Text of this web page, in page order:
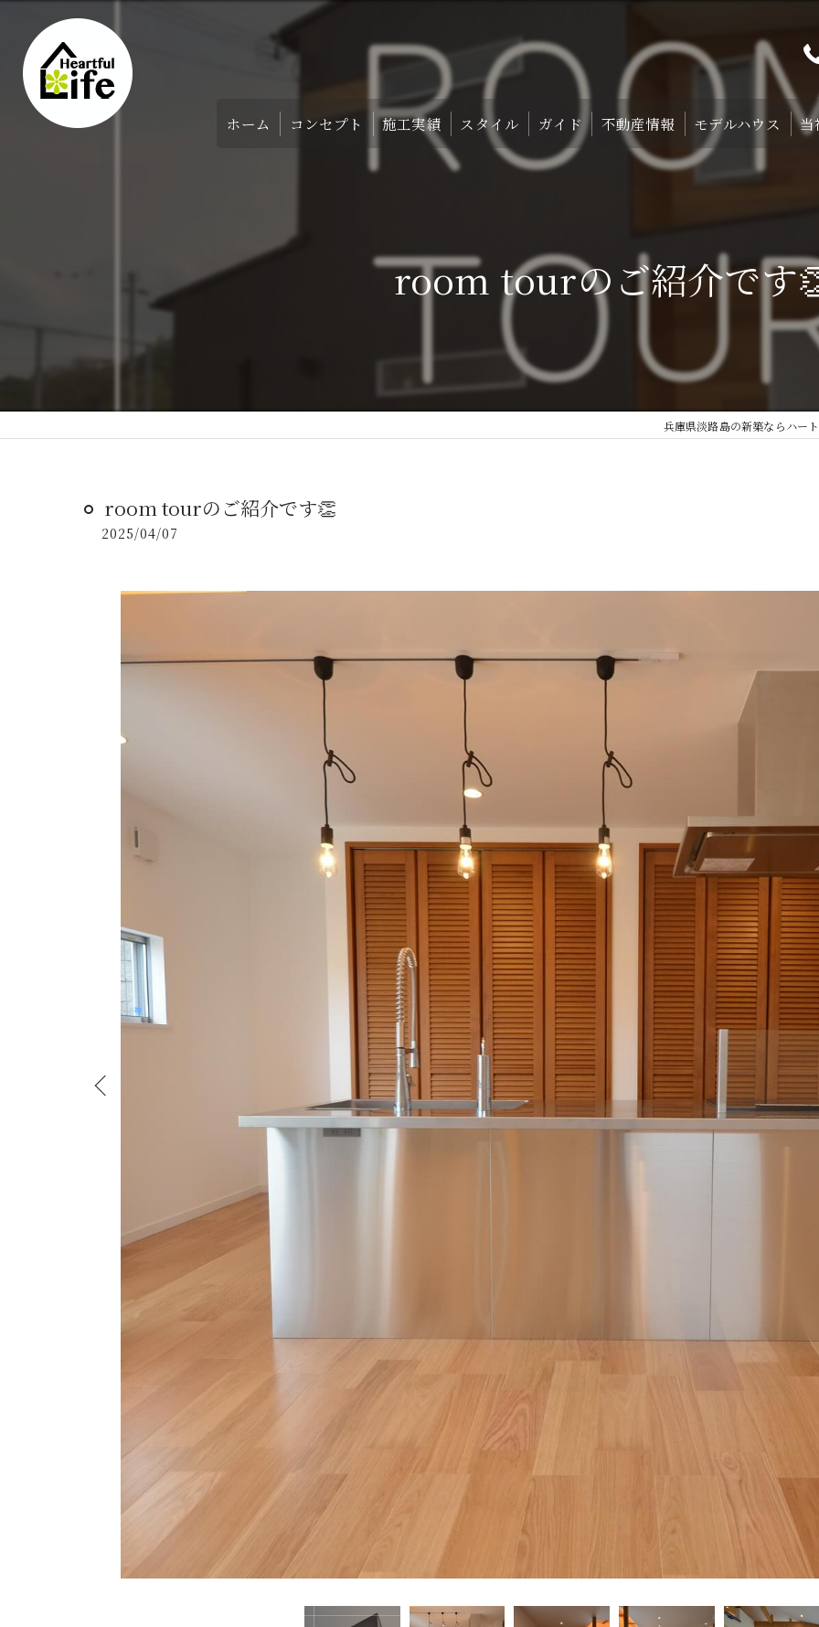
ホーム コンセプト 施工実績 スタイル
HOMA-STYLE
ガイド
住まいの標準装備
サポート
不動産情報 モデルハウス
ご予約
当
room tourのご紹介です
兵庫県淡路島の新築ならハー
room tourのご紹介です👏
2025/04/07